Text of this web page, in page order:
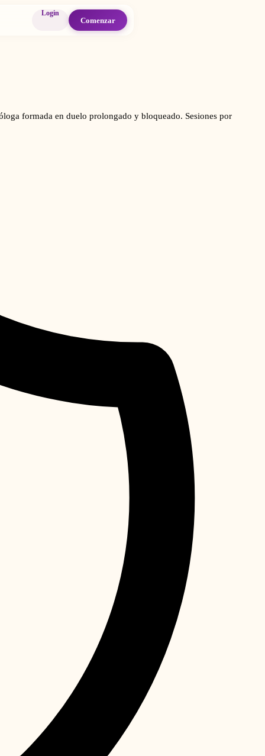
Login
Comenzar
formada en duelo prolongado y bloqueado. Sesiones por